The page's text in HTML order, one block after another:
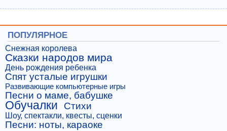
ПОПУЛЯРНОЕ
Снежная королева
Сказки народов мира
День рождения ребенка
Спят усталые игрушки
Развивающие компьютерные игры
Песни о маме, бабушке
Обучалки Стихи
Шоу, спектакли, квесты, сценки
Песни: ноты, караоке